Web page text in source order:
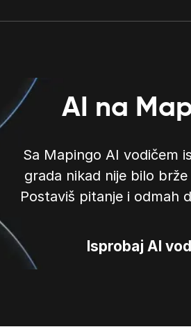
AI na
Sa Mapingo AI vodičem
grada nikad nije bilo
Postaviš pitanje i odmah
Isprobaj AI